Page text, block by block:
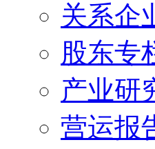
关系企
股东专
产业研
营运报